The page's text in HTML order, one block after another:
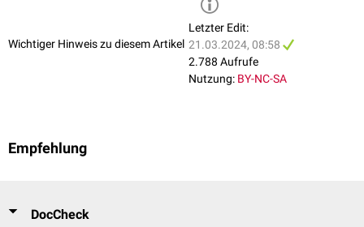
Wichtiger Hinweis zu diesem Artikel
Letzter Edit:
21.03.2024, 08:58
2.788 Aufrufe
Nutzung: BY-NC-SA
Empfehlung
DocCheck